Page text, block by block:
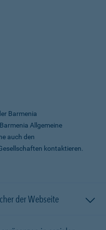
Barmenia
Allgemeine
auch den
kontaktieren.
der Webseite